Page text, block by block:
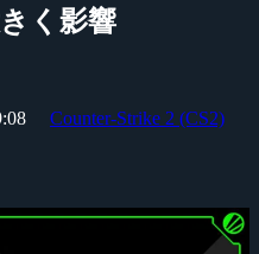
く影響
Counter-Strike 2 (CS2)